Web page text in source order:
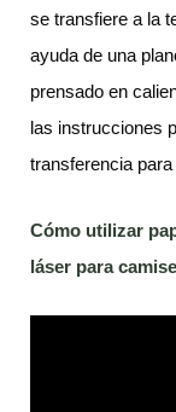
se transfiere a la
ayuda de una
prensado en
las instrucciones
transferencia
Cómo utilizar
láser para